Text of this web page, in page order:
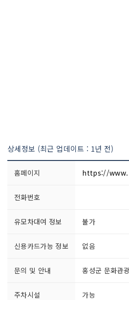
상세정보 (최근 업데이트 : 1년 전)
홈페이지 https://
전화번호
유모차대여 정보 불가
신용카드가능 정보 없음
문의 및 안내 홍성군 문화관
주차시설 가능